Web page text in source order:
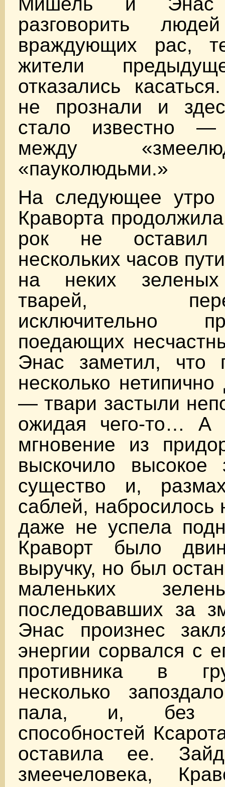
разговорить
враждующих рас,
жители
отказались
не прознали и
стало известно
между
«пауколюдьми.»
На следующее утро
Краворта
рок не
нескольких часов
на неких зеленых
тварей,
исключительно
поедающих
Энас заметил, что
несколько
— твари застыли
ожидая чего-то… А
мгновение из
выскочило высокое
существо и,
саблей,
даже не успела
Краворт было
выручку, но был
маленьких
последовавших за
Энас произнес
энергии сорвался с
противника в
несколько
пала, и, без
способностей
оставила ее.
змеечеловека,